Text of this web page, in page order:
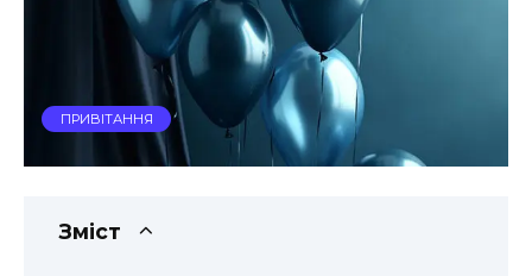
ПРИВІТАННЯ
Зміст